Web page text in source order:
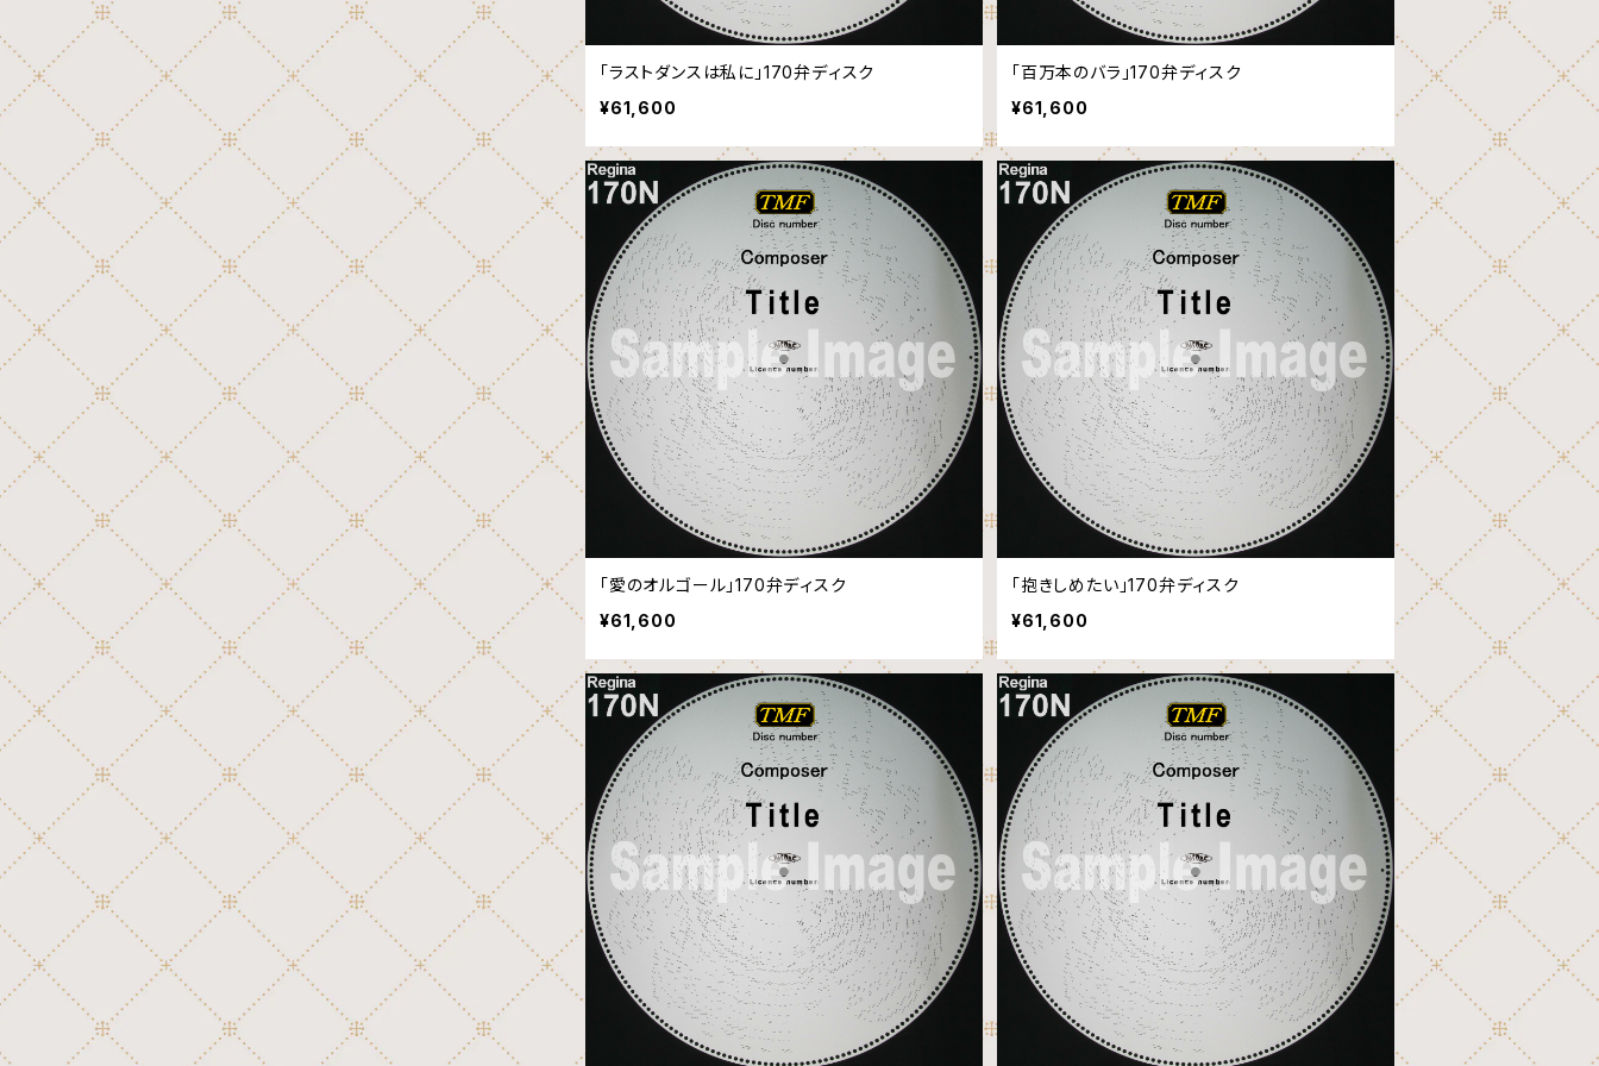
「ラストダンスは私に」170弁ディスク
¥61,600
「百万本のバラ」170弁ディスク
¥61,600
「愛のオルゴール」170弁ディスク
¥61,600
「抱きしめたい」170弁ディスク
¥61,600
洋楽ポピュラー
外国映画、テレビ
日本映画、テレビ
童謡、唱歌、日本民謡
邦楽ポピュラー
外国民謡
洋楽ポピュラー
外国映画、テレビ
日本映画、テレビ
童謡、唱歌、日本民謡
邦楽ポピュラー
讃美歌
外国民謡
洋楽ポピュラー
外国映画、テレビ
日本映画、テレビ
童謡、唱歌、日本民謡
邦楽ポピュラー
讃美歌
洋楽ポピュラー
外国映画、テレビ
日本映画、テレビ
童謡、唱歌、日本民謡
邦楽ポピュラー
45弁ディスク用ジャケット
54弁ディスク(Polyphon 11-1/4")
クラシック
讃美歌
洋楽ポピュラー
外国映画、テレビ
日本映画、テレビ
童謡、唱歌、日本民謡
邦楽ポピュラー
54弁ディスク(Polyphon)用ジャケット
54弁ディスク(Regina)
行進曲
外国民謡
洋楽ポピュラー
外国映画、テレビ
日本映画、テレビ
童謡、唱歌、日本民謡
邦楽ポピュラー
54弁ディスク(Regina)用ジャケット
54弁+12鐘ディスク(Polyphon 14-1/8")
60弁ディスク(Kalliope 13-1/4")
76弁ディスク(Regina 15-1/2")
クラシック
讃美歌
外国民謡
洋楽ポピュラー
外国映画、テレビ
日本映画、テレビ
童謡、唱歌、日本民謡
邦楽ポピュラー
76弁ディスク用ジャケット
76弁+12鐘ディスク(Polyphon 17-5/
80弁ディスク(Kalliope 17-3/4")
80弁ディスク(Sankyo)
クラシック
讃美歌
外国民謡
洋楽ポピュラー
外国映画、テレビ
106弁ディスク(Kalliope 22-3/4")
106弁+12鐘ディスク(Kalliope 25-1/8")
118弁ディスク(Polyphon 19-5/8")
クラシック
讃美歌
118弁+16鐘ディスク(Polyphon 22-1/
8")
クラシック
行進曲
128弁ディスク(Regina 20-3/4")